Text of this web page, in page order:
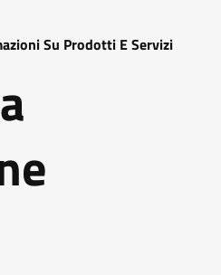
Su Prodotti E Servizi